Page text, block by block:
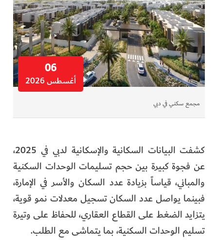
06
أغسطس 2026
مجمع سكني في دبي
كشفت البيانات السكانية والإسكانية لدبي في 2025،
عن فجوة كبيرة بين حجم تسليمات الوحدات السكنية
والمباني، قياساً بزيادة عدد السكان والأسر في الإمارة،
فبينما يواصل عدد السكان تسجيل معدلات نمو قوية،
يتزايد الضغط على القطاع العقاري، للحفاظ على وتيرة
تسليم الوحدات السكنية، بما يتماشى مع الطلب.